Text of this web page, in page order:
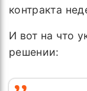
контракта
И вот на что
решении: